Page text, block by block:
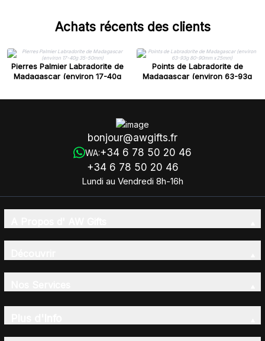
Achats récents des clients
Pierres Palmier Labradorite de
Madagascar (environ 17-40g
Points de Labradorite de
Madagascar (environ 63-93g
bonjour@awgifts.fr
WA:+34 6 78 50 20 46
+34 6 78 50 20 46
Lundi au Vendredi 8h-16h